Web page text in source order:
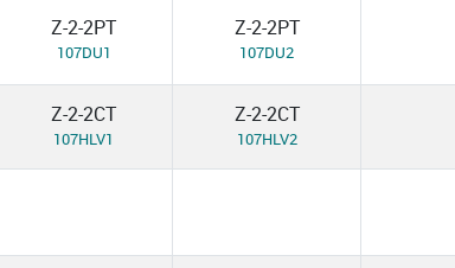
Z-2-2PT
107DU1
Z-2-2PT
107DU2
Z-2-2CT
107HLV1
Z-2-2CT
107HLV2